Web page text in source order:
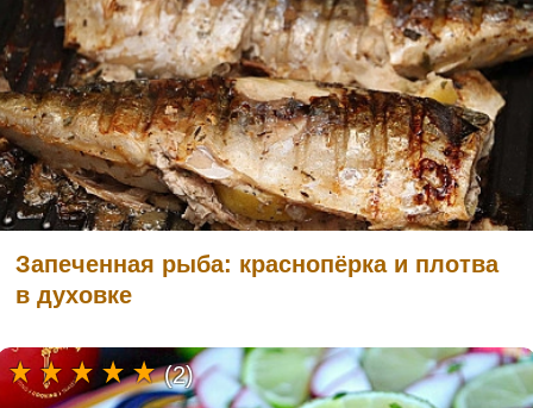
Запеченная рыба: краснопёрка и плотва
в духовке
(2)